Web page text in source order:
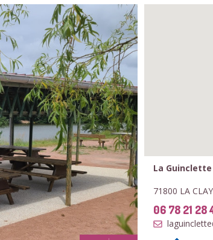
La
71800 LA
06 78 21 28